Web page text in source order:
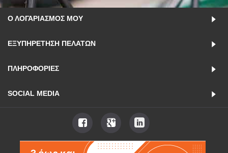
Ο ΛΟΓΑΡΙΑΣΜΌΣ ΜΟΥ
ΕΞΥΠΗΡΈΤΗΣΗ ΠΕΛΑΤΏΝ
ΠΛΗΡΟΦΟΡΊΕΣ
SOCIAL MEDIA